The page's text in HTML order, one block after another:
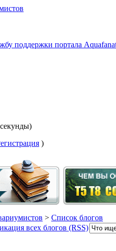
)
> Список блогов
всех блогов (RSS)